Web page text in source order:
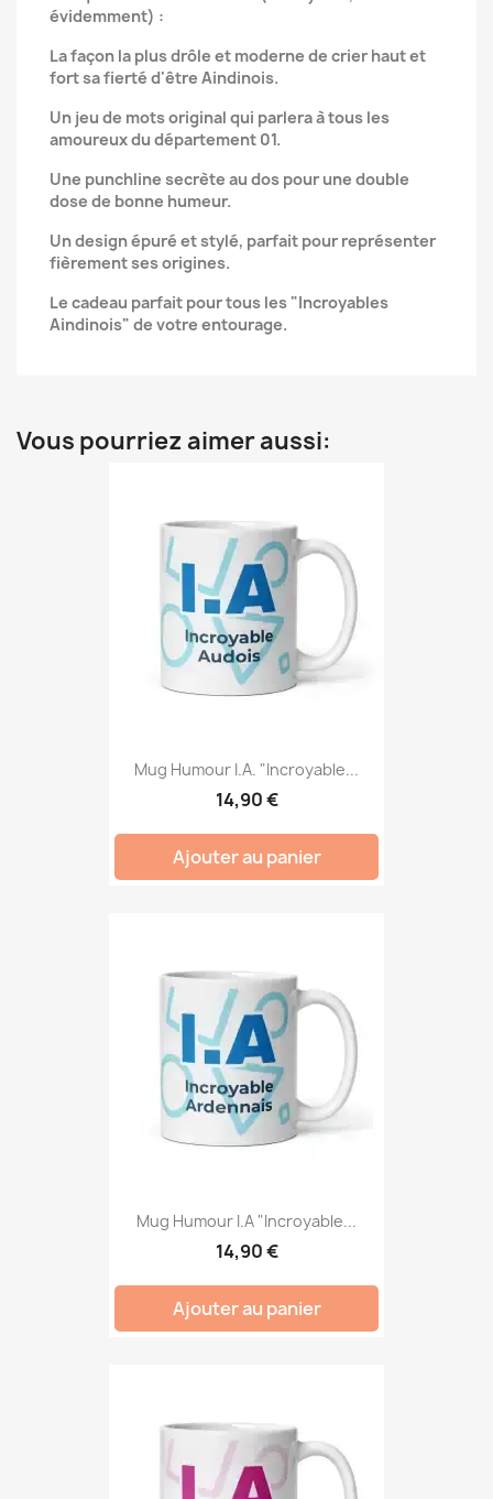
évidemment) :
La façon la plus drôle et moderne de crier haut et
fort sa fierté d'être Aindinois.
Un jeu de mots original qui parlera à tous les
amoureux du département 01.
Une punchline secrète au dos pour une double
dose de bonne humeur.
Un design épuré et stylé, parfait pour représenter
fièrement ses origines.
Le cadeau parfait pour tous les "Incroyables
Aindinois" de votre entourage.
Vous pourriez aimer aussi:
Mug Humour I.A. "Incroyable...
14,90 €
Ajouter au panier
Mug Humour I.A "Incroyable...
14,90 €
Ajouter au panier